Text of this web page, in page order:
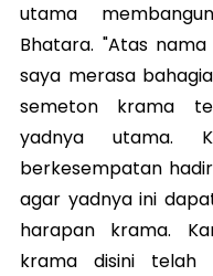
utama
Bhatara. "Atas
saya merasa
semeton krama
yadnya utama.
berkesempatan
agar yadnya ini
harapan krama.
krama disini telah